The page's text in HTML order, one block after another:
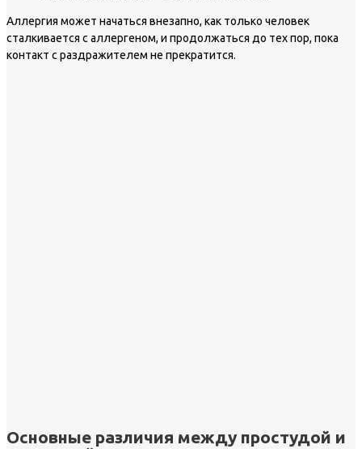
Аллергия может начаться внезапно, как только человек
сталкивается с аллергеном, и продолжаться до тех пор, пока
контакт с раздражителем не прекратится.
Основные различия между простудой и